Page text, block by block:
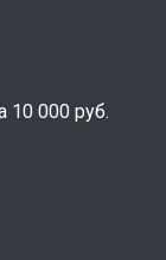
10 000 руб.